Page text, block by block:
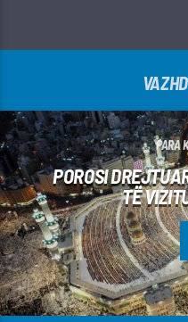
PARA
POROSI
TË